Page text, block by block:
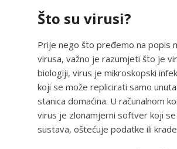
Što su virusi?
Prije nego što pređemo na popis
virusa, važno je razumjeti što je
biologiji, virus je mikroskopski
koji se može replicirati samo
stanica domaćina. U računalnom
virus je zlonamjerni softver koji
sustava, oštećuje podatke ili